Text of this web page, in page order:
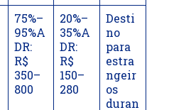
75%–
95%A
DR:
R$
350–
800
20%–
35%A
DR:
R$
150–
280
Desti
no
para
estra
ngeir
os
duran